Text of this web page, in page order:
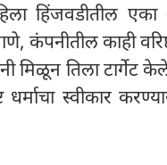
हिंजवडीतील
कंपनीतील काही
मिळून तिला टार्गेट
धर्माचा स्वीकार